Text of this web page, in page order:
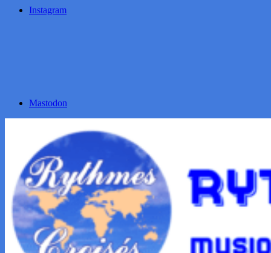
Instagram
Mastodon